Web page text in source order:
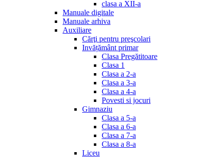
clasa a XII-a
Manuale digitale
Manuale arhiva
Auxiliare
Cărţi pentru preşcolari
Invățământ primar
Clasa Pregătitoare
Clasa 1
Clasa a 2-a
Clasa a 3-a
Clasa a 4-a
Povesti si jocuri
Gimnaziu
Clasa a 5-a
Clasa a 6-a
Clasa a 7-a
Clasa a 8-a
Liceu